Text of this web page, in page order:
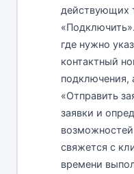
действующих
где нужно
контактный
подключения,
«Отправить
заявки и
свяжется с
времени